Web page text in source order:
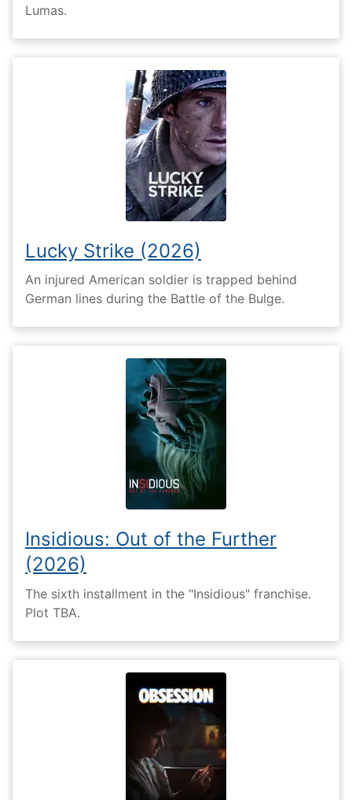
Lumas.
Lucky Strike (2026)
An injured American soldier is trapped behind
German lines during the Battle of the Bulge.
Insidious: Out of the Further
(2026)
The sixth installment in the "Insidious" franchise.
Plot TBA.